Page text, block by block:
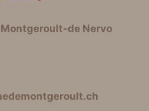
de Nervo